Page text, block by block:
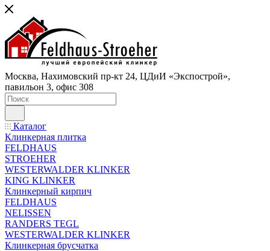
Москва, Нахимовский пр-кт 24, ЦДиИ «Экспострой»,
павильон 3, офис 308
Каталог
Клинкерная плитка
FELDHAUS
STROEHER
WESTERWALDER KLINKER
KING KLINKER
Клинкерный кирпич
FELDHAUS
NELISSEN
RANDERS TEGL
WESTERWALDER KLINKER
Клинкерная брусчатка